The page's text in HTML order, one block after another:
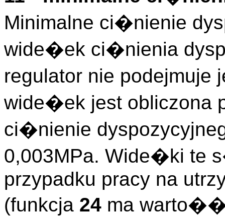
Minimalne ci�nienie
wide�ek ci�nienia
regulator nie
wide�ek jest obliczona
ci�nienie
0,003MPa. Wide�ki te
przypadku pracy na
(funkcja 24 ma